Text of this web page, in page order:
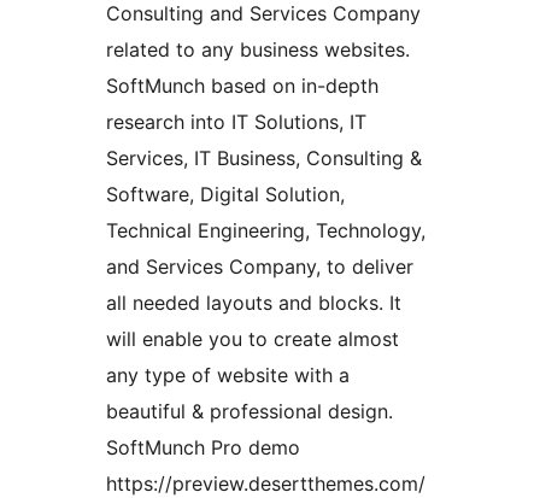
Consulting and Services Company
related to any business websites.
SoftMunch based on in-depth
research into IT Solutions, IT
Services, IT Business, Consulting &
Software, Digital Solution,
Technical Engineering, Technology,
and Services Company, to deliver
all needed layouts and blocks. It
will enable you to create almost
any type of website with a
beautiful & professional design.
SoftMunch Pro demo
https://preview.desertthemes.com/